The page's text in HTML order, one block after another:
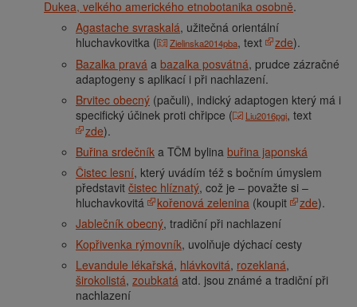
Dukea, velkého amerického etnobotanika osobně.
Agastache svraskalá, užitečná orientální
hluchavkovitka (
Zielinska2014pba, text zde).
Bazalka pravá a bazalka posvátná, prudce zázračné
adaptogeny s aplikací i při nachlazení.
Brvitec obecný (pačuli), indický adaptogen který má i
specifický účinek proti chřipce (
Liu2016pgi, text
zde).
Buřina srdečník a TČM bylina buřina japonská
Čistec lesní, který uvádím též s bočním úmyslem
představit čistec hlíznatý, což je – považte si –
hluchavkovitá
kořenová zelenina (koupit zde).
Jablečník obecný, tradiční při nachlazení
Kopřivenka rýmovník, uvolňuje dýchací cesty
Levandule lékařská, hlávkovitá, rozeklaná,
širokolistá, zoubkatá atd. jsou známé a tradiční při
nachlazení